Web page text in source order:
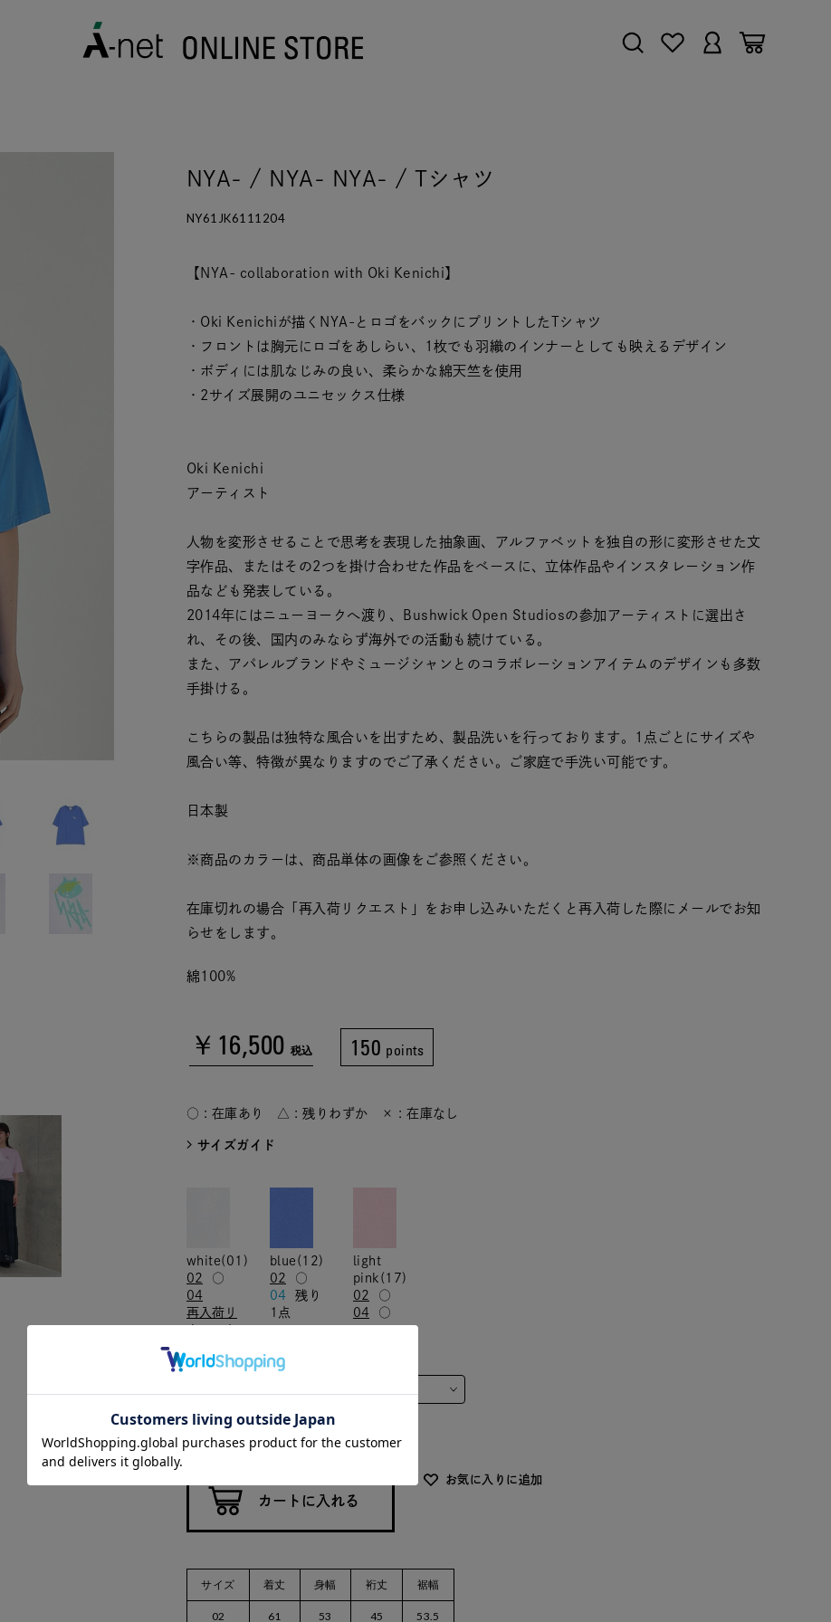
NYA- / NYA- NYA- / Tシャツ
NY61JK6111204
【NYA- collaboration with Oki Kenichi】
・Oki Kenichiが描くNYA-とロゴをバックにプリントしたTシャツ
・フロントは胸元にロゴをあしらい、1枚でも羽織のインナーとしても映えるデザイン
・ボディには肌なじみの良い、柔らかな綿天竺を使用
・2サイズ展開のユニセックス仕様
Oki Kenichi
アーティスト
人物を変形させることで思考を表現した抽象画、アルファベットを独自の形に変形させた文
字作品、またはその2つを掛け合わせた作品をベースに、立体作品やインスタレーション作
品なども発表している。
2014年にはニューヨークへ渡り、Bushwick Open Studiosの参加アーティストに選出さ
れ、その後、国内のみならず海外での活動も続けている。
また、アパレルブランドやミュージシャンとのコラボレーションアイテムのデザインも多数
手掛ける。
こちらの製品は独特な風合いを出すため、製品洗いを行っております。1点ごとにサイズや
風合い等、特徴が異なりますのでご了承ください。ご家庭で手洗い可能です。
日本製
※商品のカラーは、商品単体の画像をご参照ください。
在庫切れの場合「再入荷リクエスト」をお申し込みいただくと再入荷した際にメールでお知
らせをします。
綿100%
￥16,500 税込 150 points
○ : 在庫あり △ : 残りわずか × : 在庫なし
サイズガイド
white(01)
02
○
04
再入荷リ
blue(12)
02
○
04
残り
1点
light
pink(17)
02
○
04
○
数量：
お気に入りに追加
サイズ 着丈 身幅 裄丈 裾幅
02 61 53 45 53.5